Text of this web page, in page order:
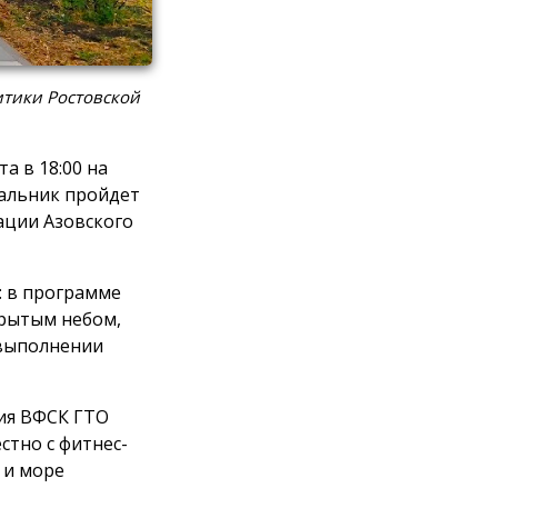
Ростовской
в 18:00 на
пройдет
Азовского
в программе
небом,
ВФСК ГТО
с фитнес-
море